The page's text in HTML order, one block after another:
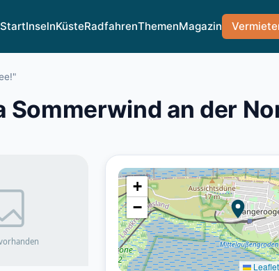
StartInselnKüsteRadfahrenThemenMagazin
an der
+
−
Leaflet